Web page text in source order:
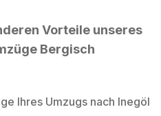
Vorteile unseres
Bergisch
Ihres Umzugs nach Inegöl